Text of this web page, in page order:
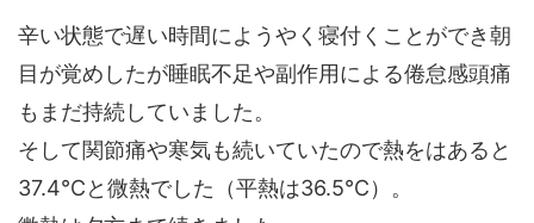
辛い状態で遅い時間にようやく寝付くことができ朝
目が覚めしたが睡眠不足や副作用による倦怠感頭痛
もまだ持続していました。
そして関節痛や寒気も続いていたので熱をはあると
37.4℃と微熱でした（平熱は36.5℃）。